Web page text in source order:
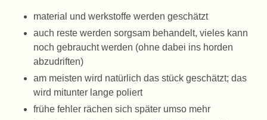
material und werkstoffe werden geschätzt
auch reste werden sorgsam behandelt, vieles kann
noch gebraucht werden (ohne dabei ins horden
abzudriften)
am meisten wird natürlich das stück geschätzt; das
wird mitunter lange poliert
frühe fehler rächen sich später umso mehr